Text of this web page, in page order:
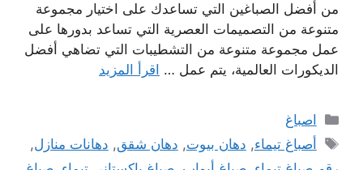
من أفضل الصباغين التي تساعدك على اختيار مجموعة
متنوعة من التصميمات العصرية التي تساعد بدورها على
عمل مجموعة متنوعة من التشطيبات التي تضاهي أفضل
الديكورات العالمية، يتم عمل … اقرأ المزيد
التصنيفات
اصباغ
الوسوم
أصباغ تيماء, دهان بيوت, دهان شقق, دهانات منازل,